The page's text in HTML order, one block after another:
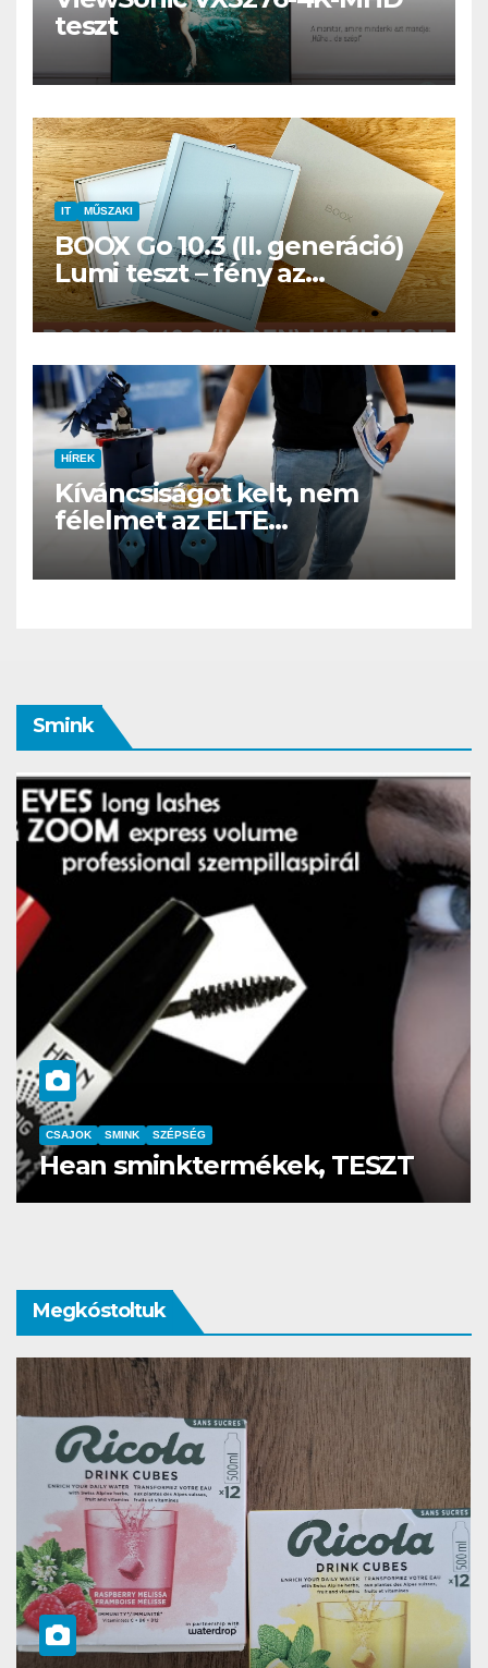
teszt
IT MŰSZAKI
BOOX Go 10.3 (II. generáció)
Lumi teszt – fény az
éjszakában, fél könyvtár a
családi csomagban
HÍREK
Kíváncsiságot kelt, nem
félelmet az ELTE
etológusainak felszolgáló
robotja
Smink
CSAJOK
Szemöldök laminálás-az meg
mi?
Megkóstoltuk